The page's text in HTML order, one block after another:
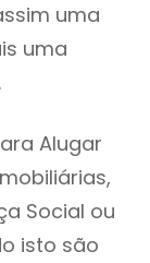
uma
uma
Alugar
Social ou
isto são